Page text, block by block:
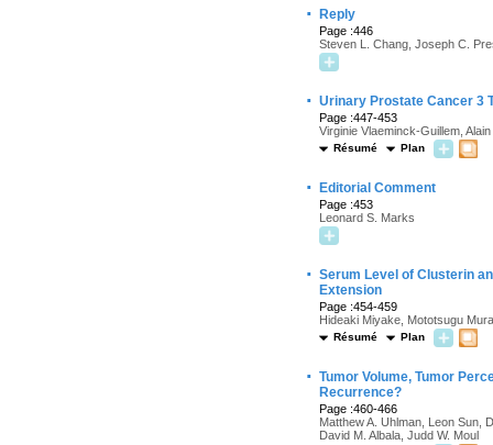
· Reply
Page :446
Steven L. Chang, Joseph C.
· Urinary Prostate Cancer 3
Page :447-453
Virginie Vlaeminck-Guillem,
Résumé Plan
· Editorial Comment
Page :453
Leonard S. Marks
· Serum Level of Clusterin
Extension
Page :454-459
Hideaki Miyake, Mototsugu
Résumé Plan
· Tumor Volume, Tumor
Recurrence?
Page :460-466
Matthew A. Uhlman, Leon Sun,
David M. Albala, Judd W. Moul